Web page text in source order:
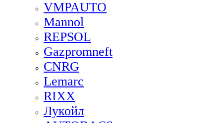
VMPAUTO
Mannol
REPSOL
Gazpromneft
CNRG
Lemarc
RIXX
Лукойл